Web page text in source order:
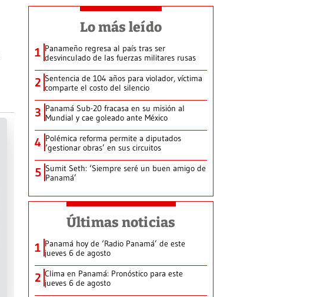
Lo más leído
1 Panameño regresa al país tras ser
desvinculado de las fuerzas militares rusas
2 Sentencia de 104 años para violador, víctima
comparte el costo del silencio
3 Panamá Sub-20 fracasa en su misión al
Mundial y cae goleado ante México
4 Polémica reforma permite a diputados
‘gestionar obras’ en sus circuitos
5 Sumit Seth: ‘Siempre seré un buen amigo de
Panamá’
Últimas noticias
1 Panamá hoy de ‘Radio Panamá’ de este
jueves 6 de agosto
2 Clima en Panamá: Pronóstico para este
jueves 6 de agosto